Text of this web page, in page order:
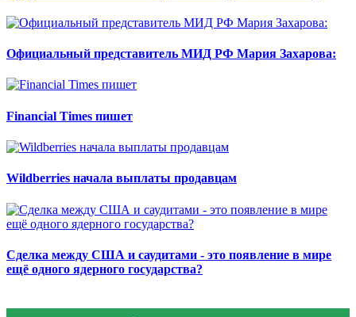
Официальный представитель МИД РФ Мария Захарова:
Financial Times пишет
Wildberries начала выплаты продавцам
Сделка между США и саудитами - это появление в мире
ещё одного ядерного государства?